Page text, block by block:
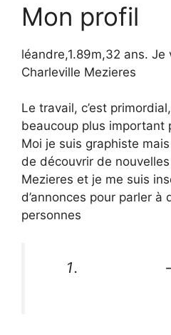
Mon profil
léandre,1.89m,32 ans. Je
Charleville Mezieres
Le travail, c’est
beaucoup plus important
Moi je suis graphiste mais
de découvrir de
Mezieres et je me suis
d’annonces pour parler à
personnes